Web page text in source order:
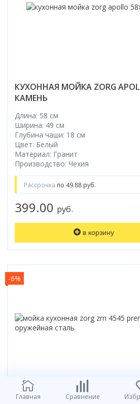
КУХОННАЯ МОЙКА ZORG
КАМЕНЬ
Длина: 58 см
Ширина: 49 см
Глубина чаши: 18 см
Цвет: Белый
Материал: Гранит
Производство: Чехия
Рассрочка по 49.88 руб.
399.00 руб.
в корзину
-6%
Главная Сравнение